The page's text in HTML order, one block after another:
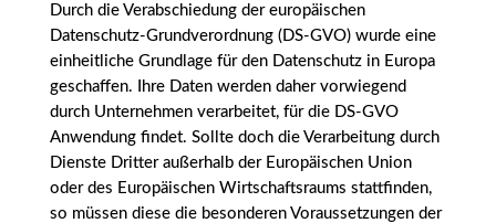
Durch die Verabschiedung der europäischen
Datenschutz-Grundverordnung (DS-GVO) wurde eine
einheitliche Grundlage für den Datenschutz in Europa
geschaffen. Ihre Daten werden daher vorwiegend
durch Unternehmen verarbeitet, für die DS-GVO
Anwendung findet. Sollte doch die Verarbeitung durch
Dienste Dritter außerhalb der Europäischen Union
oder des Europäischen Wirtschaftsraums stattfinden,
so müssen diese die besonderen Voraussetzungen der